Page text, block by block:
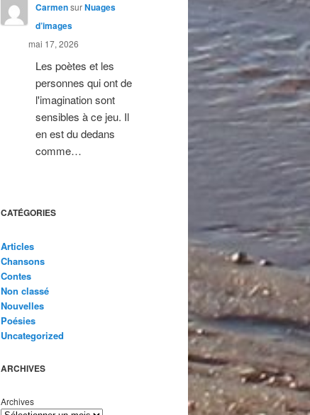
CarmensurNuages
d’images
mai 17, 2026
Les poètes et les
personnes qui ont de
l'imagination sont
sensibles à ce jeu. Il
en est du dedans
comme…
CATÉGORIES
Articles
Chansons
Contes
Non classé
Nouvelles
Poésies
Uncategorized
ARCHIVES
Archives